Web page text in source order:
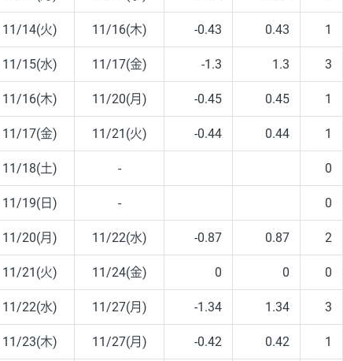
11/14(火) 11/16(木) -0.43 0.43 1
11/15(水) 11/17(金) -1.3 1.3 3
11/16(木) 11/20(月) -0.45 0.45 1
11/17(金) 11/21(火) -0.44 0.44 1
11/18(土) - 0
11/19(日) - 0
11/20(月) 11/22(水) -0.87 0.87 2
11/21(火) 11/24(金) 0 0 0
11/22(水) 11/27(月) -1.34 1.34 3
11/23(木) 11/27(月) -0.42 0.42 1